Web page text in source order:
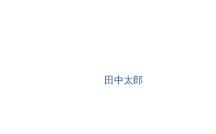
田中太郎